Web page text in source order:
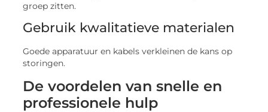
groep zitten.
Gebruik kwalitatieve materialen
Goede apparatuur en kabels verkleinen de kans op
storingen.
De voordelen van snelle en
professionele hulp